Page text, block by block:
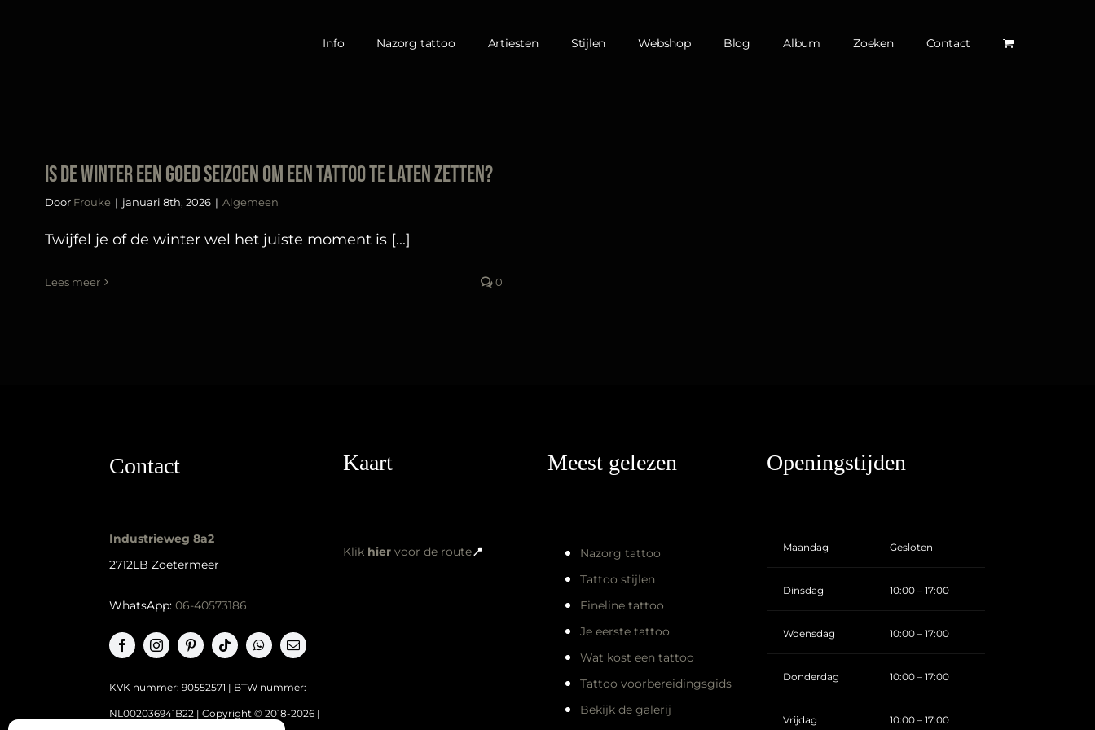
Info Nazorg tattoo Artiesten Stijlen Webshop Blog Album Zoeken Contact
Is de winter een goed seizoen om een tattoo te laten zetten?
Door Frouke | januari 8th, 2026 | Algemeen
Twijfel je of de winter wel het juiste moment is [...]
Lees meer 0
Contact
Industrieweg 8a2
2712LB Zoetermeer
WhatsApp:06-40573186
KVK nummer: 90552571 | BTW nummer:
NL002036941B22 |Copyright © 2018-2026 |
Kaart
Klik hier voor de route📍
Meest gelezen
Nazorg tattoo
Tattoo stijlen
Fineline tattoo
Je eerste tattoo
Wat kost een tattoo
Tattoo voorbereidingsgids
Bekijk de galerij
Openingstijden
Maandag Gesloten
Dinsdag 10:00 – 17:00
Woensdag 10:00 – 17:00
Donderdag 10:00 – 17:00
Vrijdag 10:00 – 17:00